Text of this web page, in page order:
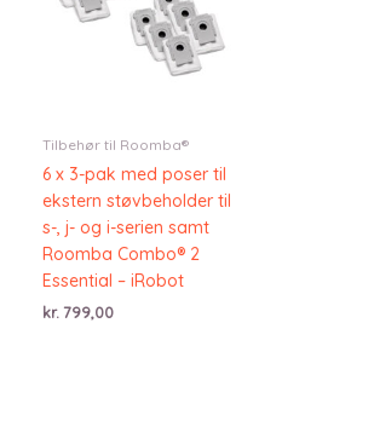
Tilbehør til Roomba®
6 x 3-pak med poser til
ekstern støvbeholder til
s-, j- og i-serien samt
Roomba Combo® 2
Essential – iRobot
kr. 799,00